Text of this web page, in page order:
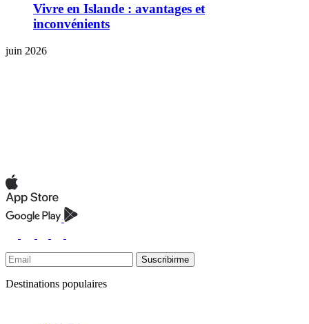
Vivre en Islande : avantages et
inconvénients
juin 2026
Suscribirme
Destinations populaires